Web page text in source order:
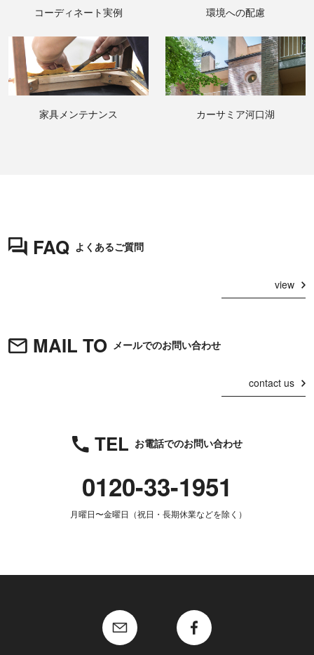
コーディネート実例 環境への配慮
家具メンテナンス カーサミア河口湖
FAQ よくあるご質問
view
MAIL TO メールでのお問い合わせ
contact us
TEL お電話でのお問い合わせ
0120-33-1951
月曜日〜金曜日（祝日・長期休業などを除く）